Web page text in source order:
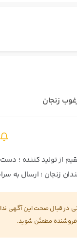
زنجان
مستقیم از تولید کننده ؛
زنجان ؛ ارسال به
در قبال صحت این آگهی
فروشنده مطمئن شوید.